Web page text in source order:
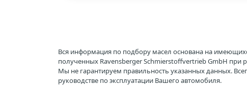
Вся информация по подбору масел основана на
полученных Ravensberger Schmierstoffvertrieb GmbH при
Мы не гарантируем правильность указанных данных.
руководстве по эксплуатации Вашего автомобиля.